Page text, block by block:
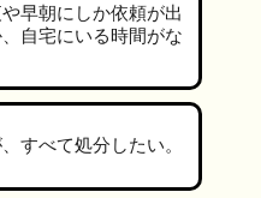
早朝にしか依頼が出
自宅にいる時間がな
すべて処分したい。